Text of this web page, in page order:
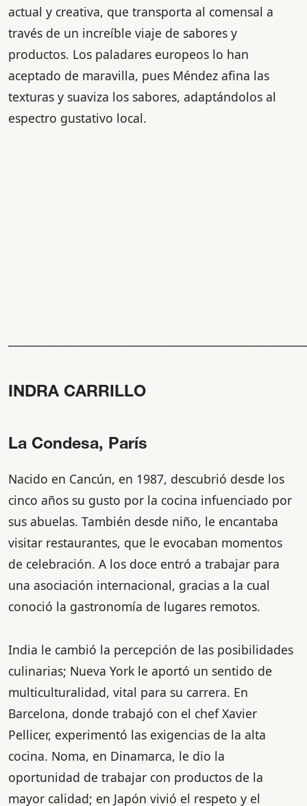
actual y creativa, que transporta al comensal a
través de un increíble viaje de sabores y
productos. Los paladares europeos lo han
aceptado de maravilla, pues Méndez afina las
texturas y suaviza los sabores, adaptándolos al
espectro gustativo local.
INDRA CARRILLO
La Condesa, París
Nacido en Cancún, en 1987, descubrió desde los
cinco años su gusto por la cocina infuenciado por
sus abuelas. También desde niño, le encantaba
visitar restaurantes, que le evocaban momentos
de celebración. A los doce entró a trabajar para
una asociación internacional, gracias a la cual
conoció la gastronomía de lugares remotos.
India le cambió la percepción de las posibilidades
culinarias; Nueva York le aportó un sentido de
multiculturalidad, vital para su carrera. En
Barcelona, donde trabajó con el chef Xavier
Pellicer, experimentó las exigencias de la alta
cocina. Noma, en Dinamarca, le dio la
oportunidad de trabajar con productos de la
mayor calidad; en Japón vivió el respeto y el